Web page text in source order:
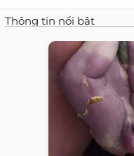
Thông tin nổi bật